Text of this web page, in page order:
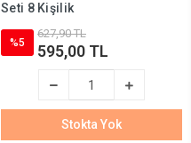
Seti 8 Kişilik
%5
627,90 TL
595,00 TL
Stokta Yok